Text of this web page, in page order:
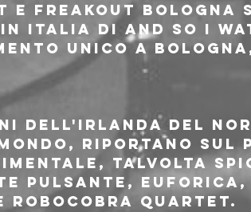
e FreakOut Bologna
di AND SO I
unico a
dell'Irlanda del
riportano sul
talvolta
pulsante,
Robocobra Quartet.